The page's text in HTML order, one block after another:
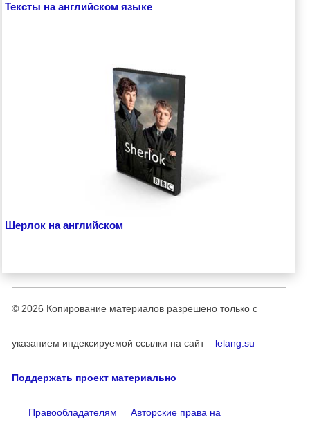
Тексты на английском языке
Шерлок на английском
© 2026 Копирование материалов разрешено только с
указанием индексируемой ссылки на сайт lelang.su
Поддержать проект материально
Правообладателям Авторские права на